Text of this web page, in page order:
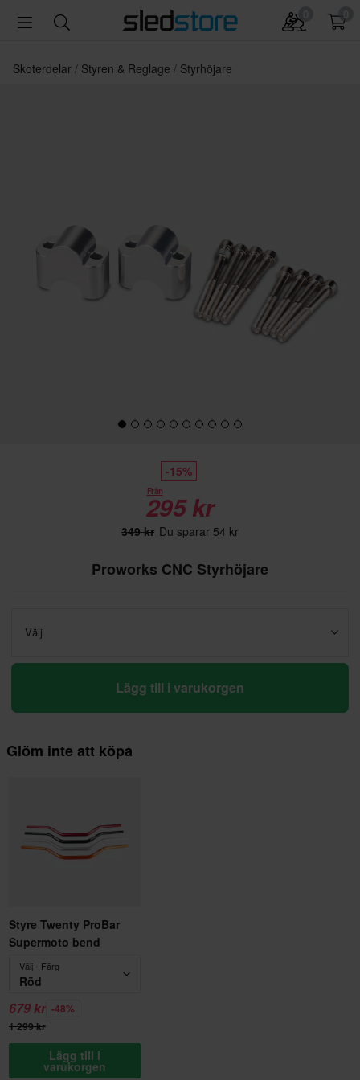
Skoterdelar Styren & Reglage Styrhöjare
-15%
Från
295 kr
349 kr Du sparar 54 kr
Proworks CNC Styrhöjare
Välj
Lägg till i varukorgen
Glöm inte att köpa
Styre Twenty ProBar
Supermoto bend
Välj - Färg
Röd
679 kr -48%
1 299 kr
Lägg till i
varukorgen